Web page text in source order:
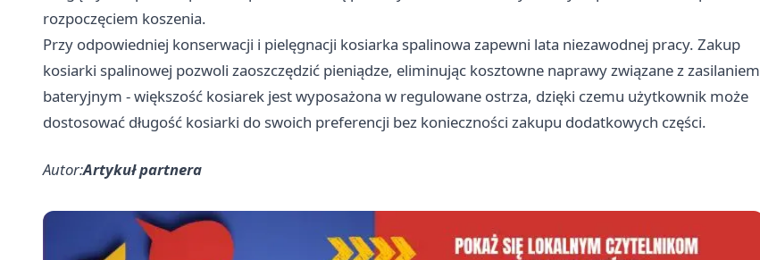
rozpoczęciem koszenia.
Przy odpowiedniej konserwacji i pielęgnacji kosiarka spalinowa zapewni lata niezawodnej pracy. Zakup
kosiarki spalinowej pozwoli zaoszczędzić pieniądze, eliminując kosztowne naprawy związane z zasilaniem
bateryjnym - większość kosiarek jest wyposażona w regulowane ostrza, dzięki czemu użytkownik może
dostosować długość kosiarki do swoich preferencji bez konieczności zakupu dodatkowych części.
Autor:Artykuł partnera